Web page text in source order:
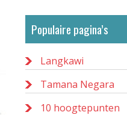
Populaire pagina’s
Langkawi
Tamana Negara
10 hoogtepunten